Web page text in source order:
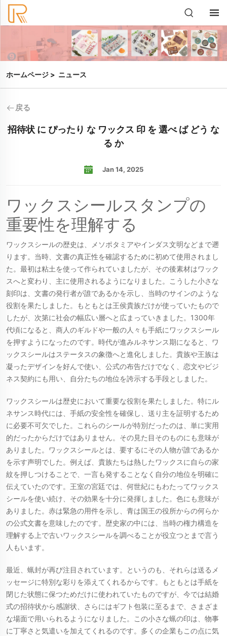
ホームページ > ニュース
戻る
招待状 に ぴったり な ワックス 印 を 選べ ば どう な
る か
Jan 14, 2025
ワックスシールスタンプの
重要性を理解する
ワックスシールの歴史は、メソポタミアやインダス文明などまで遡
ります。当時、文書の真正性を確認するために初めて使用されまし
た。最初は粘土を使って作られていましたが、その後素材はワック
スへと変わり、主に使用されるようになりました。こうした小さな
刻印は、文書の発行者が誰であるかを示し、当時のサインのような
役割を果たしました。もともとは王侯貴族だけが使っていたもので
したが、次第に社会の幅広い層へと広まっていきました。1300年
代頃になると、商人のギルドや一般の人々も手紙にワックスシール
を押すようになったのです。時代が進みルネサンス期になると、ワ
ックスシールはステータスの象徴へと進化しました。貴族や王族は
凝ったデザインを好んで使い、公式の布告だけでなく、恋文やビジ
ネス契約にも用い、自分たちの地位を誇示する手段としました。
ワックスシールは歴史において重要な役割を果たしました。特にル
ネサンス時代には、手紙の安全性を確保し、送り主を証明するため
に必要不可欠でした。これらのシールが特別だったのは、単に実用
的だったからだけではありません。その見た目そのものにも意味が
ありました。ワックスシールとは、要するにその人物が誰であるか
を示す声明でした。例えば、貴族たちは熱したワックスに自らの家
紋を押しつけることで、一言も発することなく自分の地位を明確に
伝えていたのです。王室の宮廷では、何世紀にもわたってワックス
シールを使い続け、その効果を十分に発揮しました。色にも意味が
ありました。赤は緊急の用件を示し、青は国王の役所からの何らか
の公式文書を意味したのです。歴史家の中には、当時の権力構造を
理解する上で古いワックスシールを調べることが役立つとまで言う
人もいます。
最近、蝋封が再び注目されています。というのも、それらは送るメ
ッセージに特別な彩りを添えてくれるからです。もともとは手紙を
閉じた状態に保つためだけに使われていたものですが、今では結婚
式の招待状から感謝状、さらにはギフト包装に至るまで、さまざま
な場面で用いられるようになりました。この小さな蝋の印は、物事
に丁寧さと気遣いを加えてくれるのです。多くの企業もこの点に気